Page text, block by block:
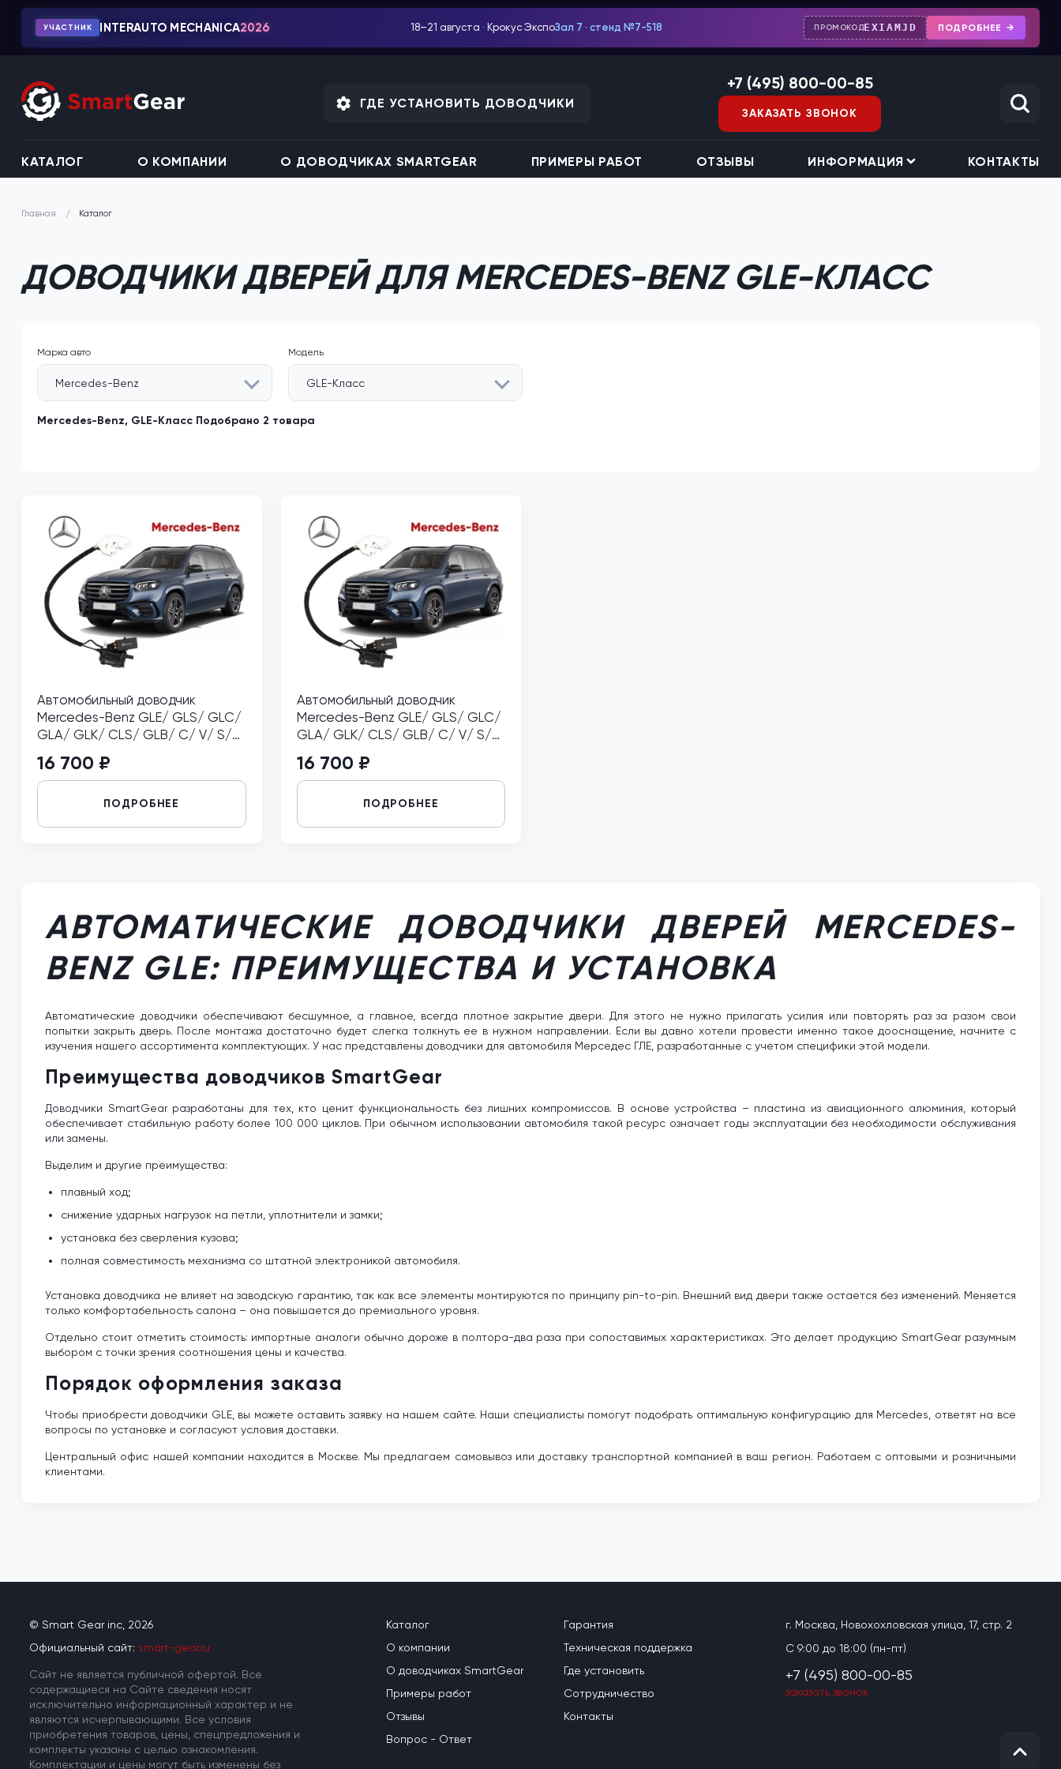
УЧАСТНИК INTERAUTO MECHANICA2026 18–21 августа · Крокус ЭкспоЗал 7 · стенд №7-518 ПРОМОКОДEXIAMJD ПОДРОБНЕЕ
КАТАЛОГ О КОМПАНИИ О ДОВОДЧИКАХ SMARTGEAR ПРИМЕРЫ РАБОТ ОТЗЫВЫ ИНФОРМАЦИЯ КОНТАКТЫ
ГДЕ УСТАНОВИТЬ ДОВОДЧИКИ
+7 (495) 800-00-85
ЗАКАЗАТЬ ЗВОНОК
Главная Каталог
ДОВОДЧИКИ ДВЕРЕЙ ДЛЯ MERCEDES-BENZ GLE-КЛАСС
Марка авто
Mercedes-Benz
Модель
GLE-Класс
Mercedes-Benz, GLE-Класс Подобрано 2 товара
Автомобильный доводчик
Mercedes-Benz GLE/ GLS/ GLC/
GLA/ GLK/ CLS/ GLB/ C/ V/ S/
16 700 ₽
ПОДРОБНЕЕ
Автомобильный доводчик
Mercedes-Benz GLE/ GLS/ GLC/
GLA/ GLK/ CLS/ GLB/ C/ V/ S/
16 700 ₽
ПОДРОБНЕЕ
АВТОМАТИЧЕСКИЕ ДОВОДЧИКИ ДВЕРЕЙ MERCEDES-
BENZ GLE: ПРЕИМУЩЕСТВА И УСТАНОВКА
Автоматические доводчики обеспечивают бесшумное, а главное, всегда плотное закрытие двери. Для этого не нужно прилагать усилия или повторять раз за разом свои
попытки закрыть дверь. После монтажа достаточно будет слегка толкнуть ее в нужном направлении. Если вы давно хотели провести именно такое дооснащение, начните с
изучения нашего ассортимента комплектующих. У нас представлены доводчики для автомобиля Мерседес ГЛЕ, разработанные с учетом специфики этой модели.
Преимущества доводчиков SmartGear
Доводчики SmartGear разработаны для тех, кто ценит функциональность без лишних компромиссов. В основе устройства – пластина из авиационного алюминия, который
обеспечивает стабильную работу более 100 000 циклов. При обычном использовании автомобиля такой ресурс означает годы эксплуатации без необходимости обслуживания
или замены.
Выделим и другие преимущества:
плавный ход;
снижение ударных нагрузок на петли, уплотнители и замки;
установка без сверления кузова;
полная совместимость механизма со штатной электроникой автомобиля.
Установка доводчика не влияет на заводскую гарантию, так как все элементы монтируются по принципу pin-to-pin. Внешний вид двери также остается без изменений. Меняется
только комфортабельность салона – она повышается до премиального уровня.
Отдельно стоит отметить стоимость: импортные аналоги обычно дороже в полтора-два раза при сопоставимых характеристиках. Это делает продукцию SmartGear разумным
выбором с точки зрения соотношения цены и качества.
Порядок оформления заказа
Чтобы приобрести доводчики GLE, вы можете оставить заявку на нашем сайте. Наши специалисты помогут подобрать оптимальную конфигурацию для Mercedes, ответят на все
вопросы по установке и согласуют условия доставки.
Центральный офис нашей компании находится в Москве. Мы предлагаем самовывоз или доставку транспортной компанией в ваш регион. Работаем с оптовыми и розничными
клиентами.
© Smart Gear inc, 2026
Официальный сайт: smart-gear.ru
Cайт не является публичной офертой. Все
содержащиеся на Сайте сведения носят
исключительно информационный характер и не
являются исчерпывающими. Все условия
приобретения товаров, цены, спецпредложения и
комплекты указаны с целью ознакомления.
Комплектации и цены могут быть изменены без
Каталог
О компании
О доводчиках SmartGear
Примеры работ
Отзывы
Вопрос - Ответ
Гарантия
Техническая поддержка
Где установить
Сотрудничество
Контакты
г. Москва, Новохохловская улица, 17, стр. 2
C 9:00 до 18:00 (пн-пт)
+7 (495) 800-00-85
заказать звонок